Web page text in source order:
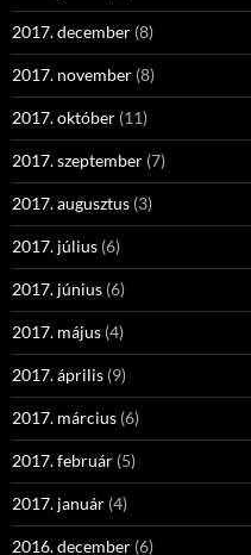
2017. december (8)
2017. november (8)
2017. október (11)
2017. szeptember (7)
2017. augusztus (3)
2017. július (6)
2017. június (6)
2017. május (4)
2017. április (9)
2017. március (6)
2017. február (5)
2017. január (4)
2016. december (6)